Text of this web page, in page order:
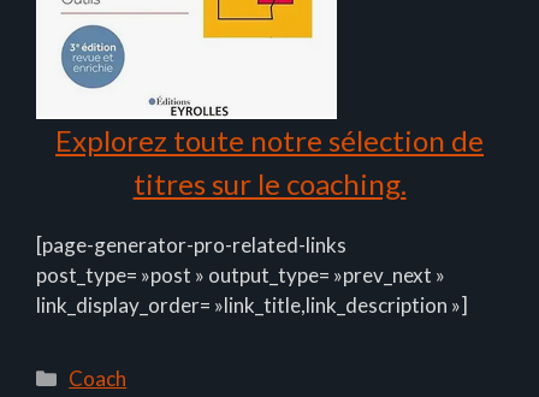
Explorez toute notre sélection de
titres sur le coaching.
[page-generator-pro-related-links
post_type= »post » output_type= »prev_next »
link_display_order= »link_title,link_description »]
Catégories
Coach